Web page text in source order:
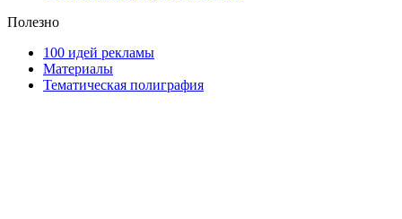
Полезно
100 идей рекламы
Материалы
Тематическая полиграфия